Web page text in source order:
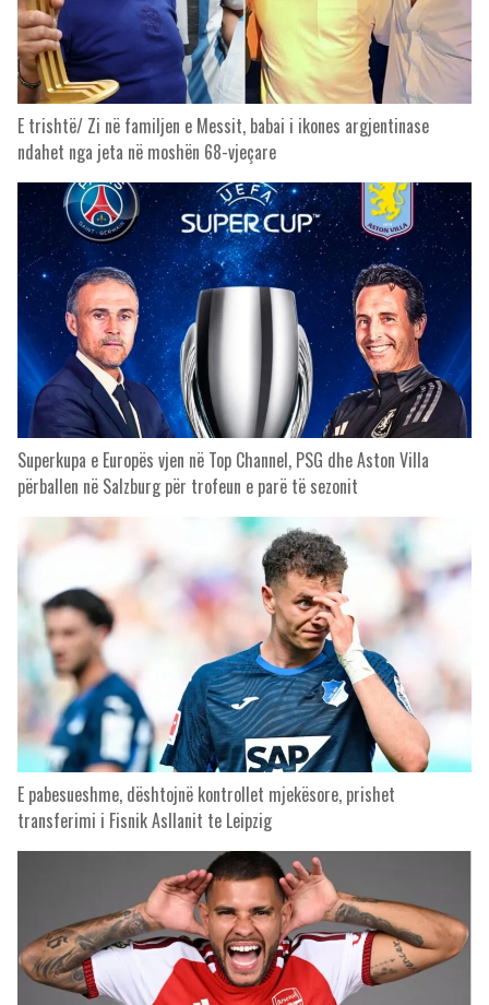
E trishtë/ Zi në familjen e Messit, babai i ikones argjentinase
ndahet nga jeta në moshën 68-vjeçare
Superkupa e Europës vjen në Top Channel, PSG dhe Aston Villa
përballen në Salzburg për trofeun e parë të sezonit
E pabesueshme, dështojnë kontrollet mjekësore, prishet
transferimi i Fisnik Asllanit te Leipzig